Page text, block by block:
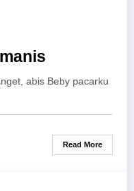
abis Beby pacarku
Read More